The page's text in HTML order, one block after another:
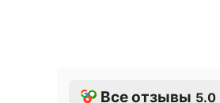
Все отзывы 5.0